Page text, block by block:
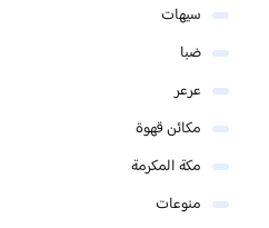
سيهات
ضبا
عرعر
مكائن قهوة
مكة المكرمة
منوعات